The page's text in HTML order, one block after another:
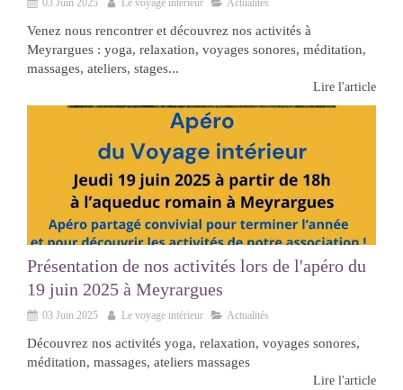
03 Juin 2025 Le voyage intérieur Actualités
Venez nous rencontrer et découvrez nos activités à
Meyrargues : yoga, relaxation, voyages sonores, méditation,
massages, ateliers, stages...
Lire l'article
Présentation de nos activités lors de l'apéro du
19 juin 2025 à Meyrargues
03 Juin 2025 Le voyage intérieur Actualités
Découvrez nos activités yoga, relaxation, voyages sonores,
méditation, massages, ateliers massages
Lire l'article